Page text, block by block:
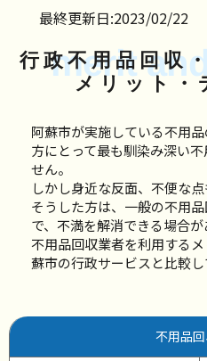
最終更新日:2023/02/22
merit
行政不用品回収
メリット・
阿蘇市が実施している不用
方にとって最も馴染み深い
せん。
しかし身近な反面、不便な点
そうした方は、一般の不用
で、不満を解消できる場合が
不用品回収業者を利用する
蘇市の行政サービスと比較し
不用品